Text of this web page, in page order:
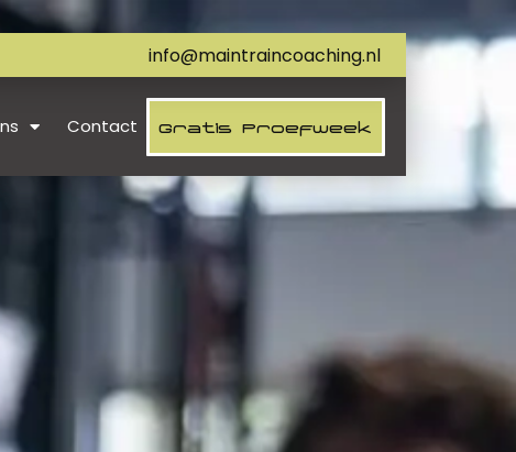
info@maintraincoaching.nl
Contact Gratis Proefweek